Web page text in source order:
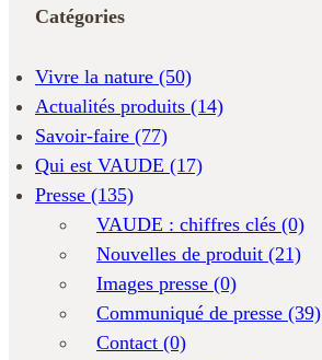
Catégories
Vivre la nature (50)
Actualités produits (14)
Savoir-faire (77)
Qui est VAUDE (17)
Presse (135)
VAUDE : chiffres clés (0)
Nouvelles de produit (21)
Images presse (0)
Communiqué de presse (39)
Contact (0)